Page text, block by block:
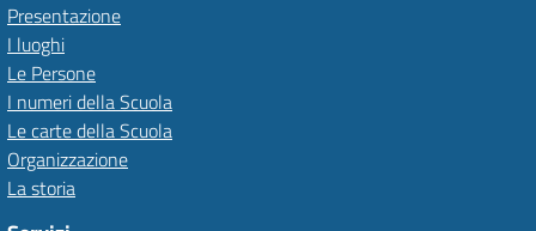
Presentazione
I luoghi
Le Persone
I numeri della Scuola
Le carte della Scuola
Organizzazione
La storia